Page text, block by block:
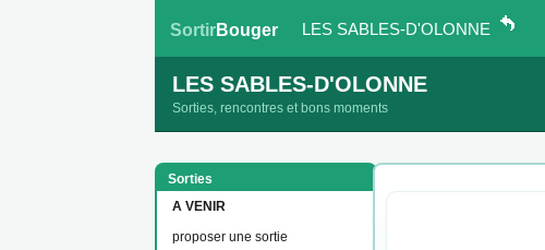
SortirBouger LES SABLES-D'OLONNE
LES SABLES-D'OLONNE
Sorties, rencontres et bons moments
Sorties
A VENIR
proposer une sortie